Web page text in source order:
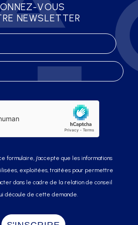
VOUS
NEWSLETTER
formulaire, j’accepte que les informations
exploitées, traitées pour permettre
dans le cadre de la relation de conseil
découle de cette demande.